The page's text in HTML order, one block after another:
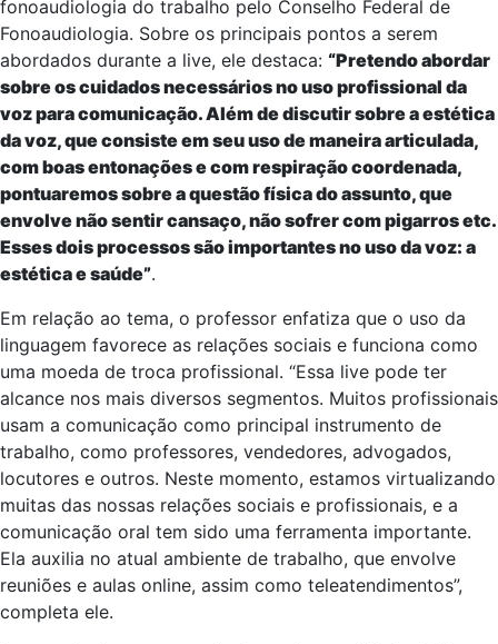
fonoaudiologia do trabalho pelo Conselho Federal de
Fonoaudiologia. Sobre os principais pontos a serem
abordados durante a live, ele destaca: “Pretendo abordar
sobre os cuidados necessários no uso profissional da
voz para comunicação. Além de discutir sobre a estética
da voz, que consiste em seu uso de maneira articulada,
com boas entonações e com respiração coordenada,
pontuaremos sobre a questão física do assunto, que
envolve não sentir cansaço, não sofrer com pigarros etc.
Esses dois processos são importantes no uso da voz: a
estética e saúde”.
Em relação ao tema, o professor enfatiza que o uso da
linguagem favorece as relações sociais e funciona como
uma moeda de troca profissional. “Essa live pode ter
alcance nos mais diversos segmentos. Muitos profissionais
usam a comunicação como principal instrumento de
trabalho, como professores, vendedores, advogados,
locutores e outros. Neste momento, estamos virtualizando
muitas das nossas relações sociais e profissionais, e a
comunicação oral tem sido uma ferramenta importante.
Ela auxilia no atual ambiente de trabalho, que envolve
reuniões e aulas online, assim como teleatendimentos”,
completa ele.